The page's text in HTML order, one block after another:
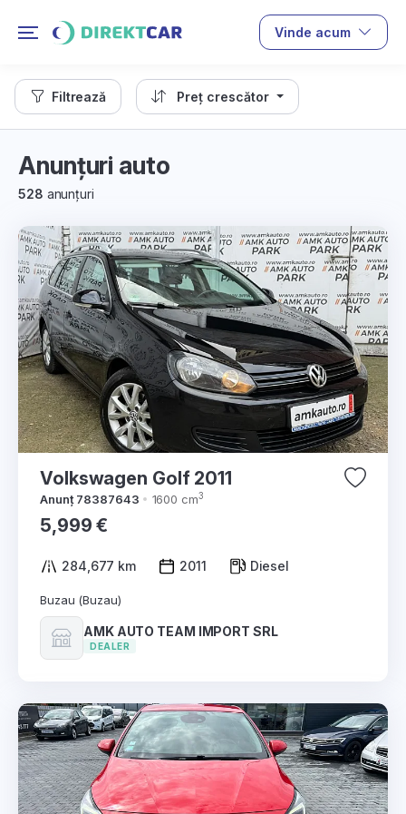
Vinde acum
Filtrează Preț crescător
Anunțuri auto
528 anunțuri
Volkswagen Golf 2011
Anunț 78387643 1600 cm3
5,999 €
284,677 km 2011 Diesel
Buzau (Buzau)
AMK AUTO TEAM IMPORT SRL
DEALER